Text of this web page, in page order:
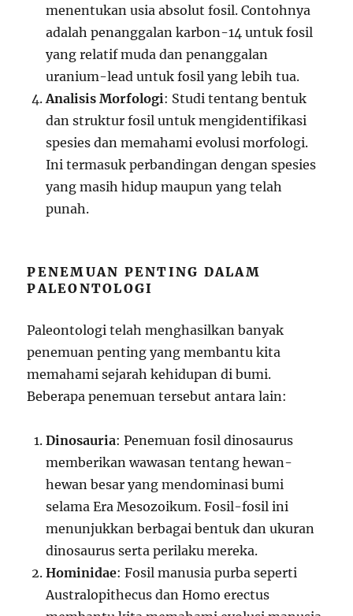
menentukan usia absolut fosil. Contohnya
adalah penanggalan karbon-14 untuk fosil
yang relatif muda dan penanggalan
uranium-lead untuk fosil yang lebih tua.
Analisis Morfologi: Studi tentang bentuk
dan struktur fosil untuk mengidentifikasi
spesies dan memahami evolusi morfologi.
Ini termasuk perbandingan dengan spesies
yang masih hidup maupun yang telah
punah.
PENEMUAN PENTING DALAM
PALEONTOLOGI
Paleontologi telah menghasilkan banyak
penemuan penting yang membantu kita
memahami sejarah kehidupan di bumi.
Beberapa penemuan tersebut antara lain:
Dinosauria: Penemuan fosil dinosaurus
memberikan wawasan tentang hewan-
hewan besar yang mendominasi bumi
selama Era Mesozoikum. Fosil-fosil ini
menunjukkan berbagai bentuk dan ukuran
dinosaurus serta perilaku mereka.
Hominidae: Fosil manusia purba seperti
Australopithecus dan Homo erectus